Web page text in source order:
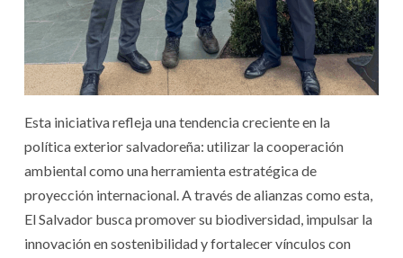
Esta iniciativa refleja una tendencia creciente en la
política exterior salvadoreña: utilizar la cooperación
ambiental como una herramienta estratégica de
proyección internacional. A través de alianzas como esta,
El Salvador busca promover su biodiversidad, impulsar la
innovación en sostenibilidad y fortalecer vínculos con